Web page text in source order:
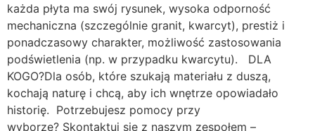
każda płyta ma swój rysunek, wysoka odporność
mechaniczna (szczególnie granit, kwarcyt), prestiż i
ponadczasowy charakter, możliwość zastosowania
podświetlenia (np. w przypadku kwarcytu). DLA
KOGO?Dla osób, które szukają materiału z duszą,
kochają naturę i chcą, aby ich wnętrze opowiadało
historię. Potrzebujesz pomocy przy
wyborze? Skontaktuj się z naszym zespołem –